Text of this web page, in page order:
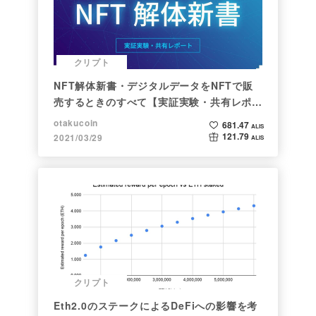
クリプト
NFT解体新書・デジタルデータをNFTで販
売するときのすべて【実証実験・共有レポー
ト】
otakucoin
2021/03/29
681.47 ALIS
121.79 ALIS
クリプト
Eth2.0のステークによるDeFiへの影響を考